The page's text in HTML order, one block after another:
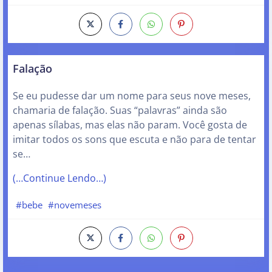
Falação
Se eu pudesse dar um nome para seus nove meses,
chamaria de falação. Suas “palavras” ainda são
apenas sílabas, mas elas não param. Você gosta de
imitar todos os sons que escuta e não para de tentar
se…
(…Continue Lendo…)
#bebe #novemeses